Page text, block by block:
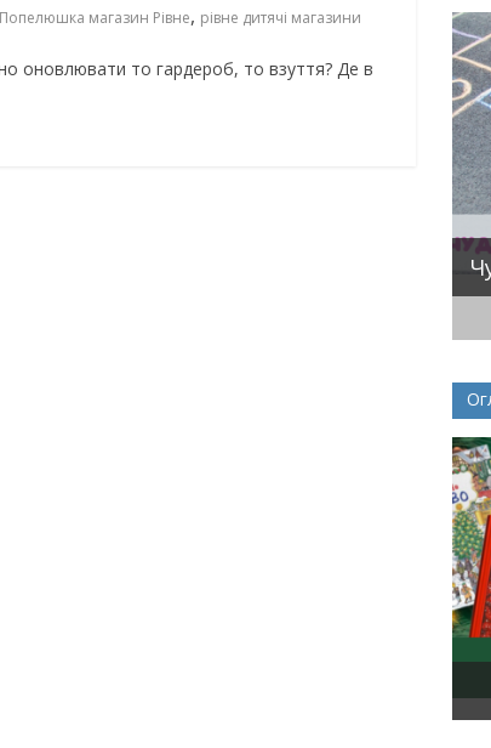
Попелюшка магазин Рівне, рівне дитячі магазини
оновлювати то гардероб, то взуття? Де в